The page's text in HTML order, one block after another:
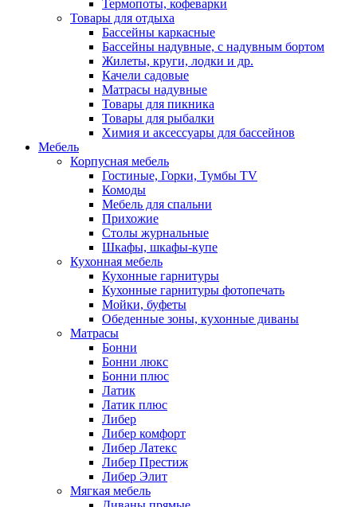
Термопоты, кофеварки
Товары для отдыха
Бассейны каркасные
Бассейны надувные, с надувным бортом
Жилеты, круги, лодки и др.
Качели садовые
Матрасы надувные
Товары для пикника
Товары для рыбалки
Химия и аксессуары для бассейнов
Мебель
Корпусная мебель
Гостиные, Горки, Тумбы TV
Комоды
Мебель для спальни
Прихожие
Столы журнальные
Шкафы, шкафы-купе
Кухонная мебель
Кухонные гарнитуры
Кухонные гарнитуры фотопечать
Мойки, буфеты
Обеденные зоны, кухонные диваны
Матрасы
Бонни
Бонни люкс
Бонни плюс
Латик
Латик плюс
Либер
Либер комфорт
Либер Латекс
Либер Престиж
Либер Элит
Мягкая мебель